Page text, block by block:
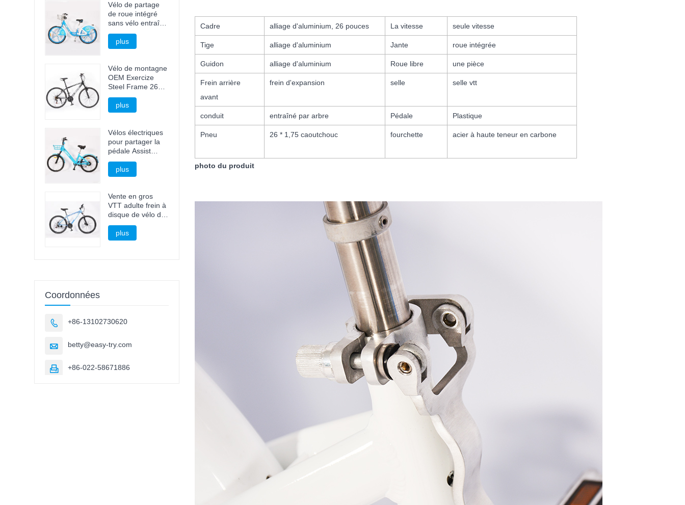
Cadre alliage d'aluminium, 26 pouces La vitesse seule vitesse
Tige alliage d'aluminium Jante roue intégrée
Guidon alliage d'aluminium Roue libre une pièce
Frein arrière
avant
frein d'expansion selle selle vtt
conduit entraîné par arbre Pédale Plastique
Pneu 26 * 1,75 caoutchouc fourchette acier à haute teneur en carbone
photo du produit
Vélo de partage
de roue intégré
sans vélo entraîné
par arbre à chaîne
plus
Vélo de montagne
OEM Exercize
Steel Frame 26
pouces
plus
Vélos électriques
pour partager la
pédale Assist
Bicycle E Bike
plus
Vente en gros
VTT adulte frein à
disque de vélo de
montagne
plus
Coordonnées
 +86-13102730620
 betty@easy-try.com
 +86-022-58671886